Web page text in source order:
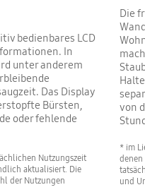
bedienbares LCD
In
unter anderem
Das Display
Bürsten,
oder fehlende
Nutzungszeit
aktualisiert. Die
der Nutzungen
Die
von
* im
denen
und